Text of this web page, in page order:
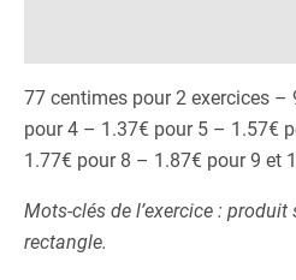
77 centimes pour 2 exercices
pour 4 – 1.37€ pour 5 – 1.57€
1.77€ pour 8 – 1.87€ pour 9 et
Mots-clés de l’exercice :
rectangle.